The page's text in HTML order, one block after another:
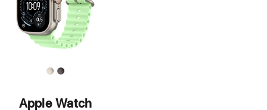
Apple Watch